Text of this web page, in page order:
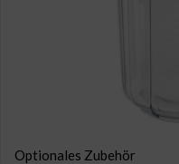
Optionales Zubehör